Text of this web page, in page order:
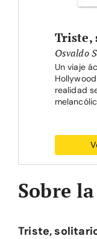
Osvaldo
Un viaje
realidad
Sobre
Triste,